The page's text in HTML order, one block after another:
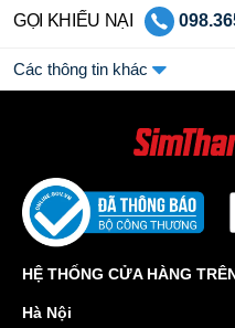
GỌI KHIẾU NẠI
Các thông tin khác
HỆ THỐNG CỬA HÀNG
Hà Nội